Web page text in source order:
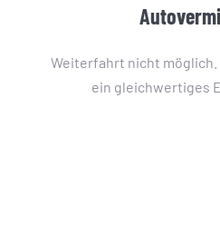
Weiterfahrt nicht
ein gleichwertiges